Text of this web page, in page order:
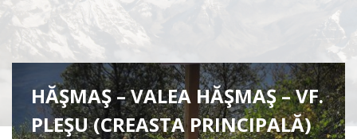
HĂŞMAŞ – VALEA HĂŞMAŞ – VF.
PLEŞU (CREASTA PRINCIPALĂ)